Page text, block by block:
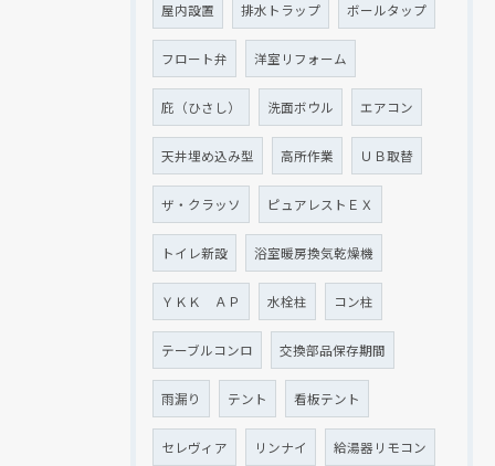
屋内設置 排水トラップ ボールタップ
フロート弁 洋室リフォーム
庇（ひさし） 洗面ボウル エアコン
天井埋め込み型 高所作業 ＵＢ取替
ザ・クラッソ ピュアレストＥＸ
トイレ新設 浴室暖房換気乾燥機
ＹＫＫ ＡＰ 水栓柱 コン柱
テーブルコンロ 交換部品保存期間
雨漏り テント 看板テント
セレヴィア リンナイ 給湯器リモコン